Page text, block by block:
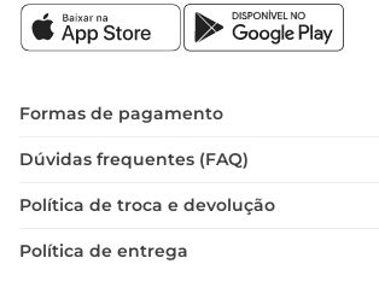
Formas de pagamento
Dúvidas frequentes (FAQ)
Política de troca e devolução
Política de entrega